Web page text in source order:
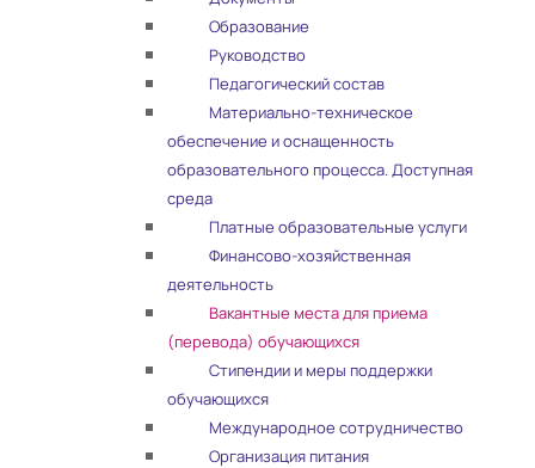
Образование
Руководство
Педагогический состав
Материально-техническое
обеспечение и оснащенность
образовательного процесса. Доступная
среда
Платные образовательные услуги
Финансово-хозяйственная
деятельность
Вакантные места для приема
(перевода) обучающихся
Стипендии и меры поддержки
обучающихся
Международное сотрудничество
Организация питания